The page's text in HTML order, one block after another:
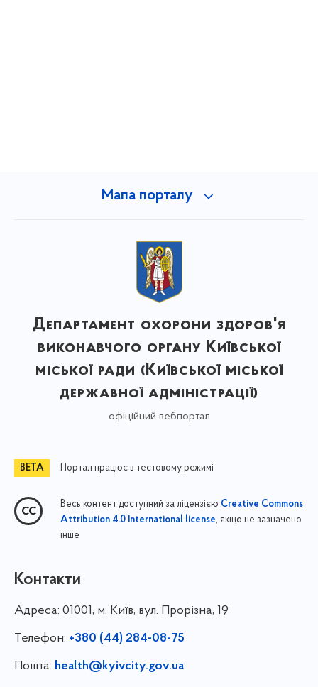
Мапа порталу
Департамент охорони здоров'я
виконавчого органу Київської
міської ради (Київської міської
державної адміністрації)
офіційний вебпортал
Портал працює в тестовому режимі
Весь контент доступний за ліцензією Creative Commons
Attribution 4.0 International license, якщо не зазначено
інше
Контакти
Адреса: 01001, м. Київ, вул. Прорізна, 19
Телефон: +380 (44) 284-08-75
Пошта: health@kyivcity.gov.ua